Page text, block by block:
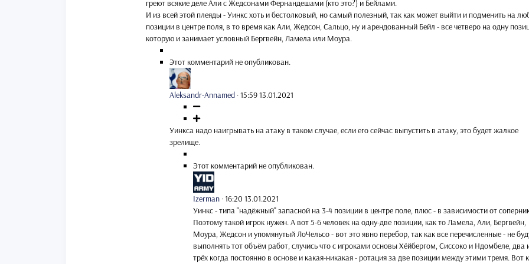
греют всякие деле Али с Жедсонами Фернандешами (кто это?) и Бейлами.
И из всей этой плеяды - Уинкс хоть и бестолковый, но самый полезный, так как может выйти и подменить на
позиции в центре поля, в то время как Али, Жедсон, Сальцо, ну и арендованный Бейл - все четверо на одну
которую и занимает условный Бергвейн, Ламела или Моура.
Этот комментарий не опубликован.
Aleksandr-Annamed ·15:59 13.01.2021
Уинкса надо наигрывать на атаку в таком случае, если его сейчас выпустить в атаку, это будет жалкое
зрелище.
Этот комментарий не опубликован.
Izerman ·16:20 13.01.2021
Уинкс - типа "надёжный" запасной на 3-4 позиции в центре поле, плюс - в зависимости от
Поэтому такой игрок нужен. А вот 5-6 человек на одну-две позиции, как то Ламела, Али, Бергвейн,
Моура, Жедсон и упомянутый ЛоЧельсо - вот это явно перебор, так как все перечисленные - не
выполнять тот объём работ, случись что с игроками основы Хёйбергом, Сиссоко и Ндомбеле, два
трёх когда постоянно в основе и какая-никакая - ротация за две позиции между этими тремя. Вот